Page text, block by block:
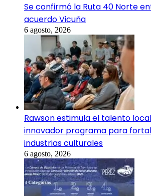
Se confirmó la Ruta 40 Norte
acuerdo Vicuña
6 agosto, 2026
Rawson estimula el talento local
innovador programa para
industrias culturales
6 agosto, 2026